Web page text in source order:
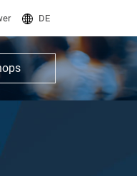
DE